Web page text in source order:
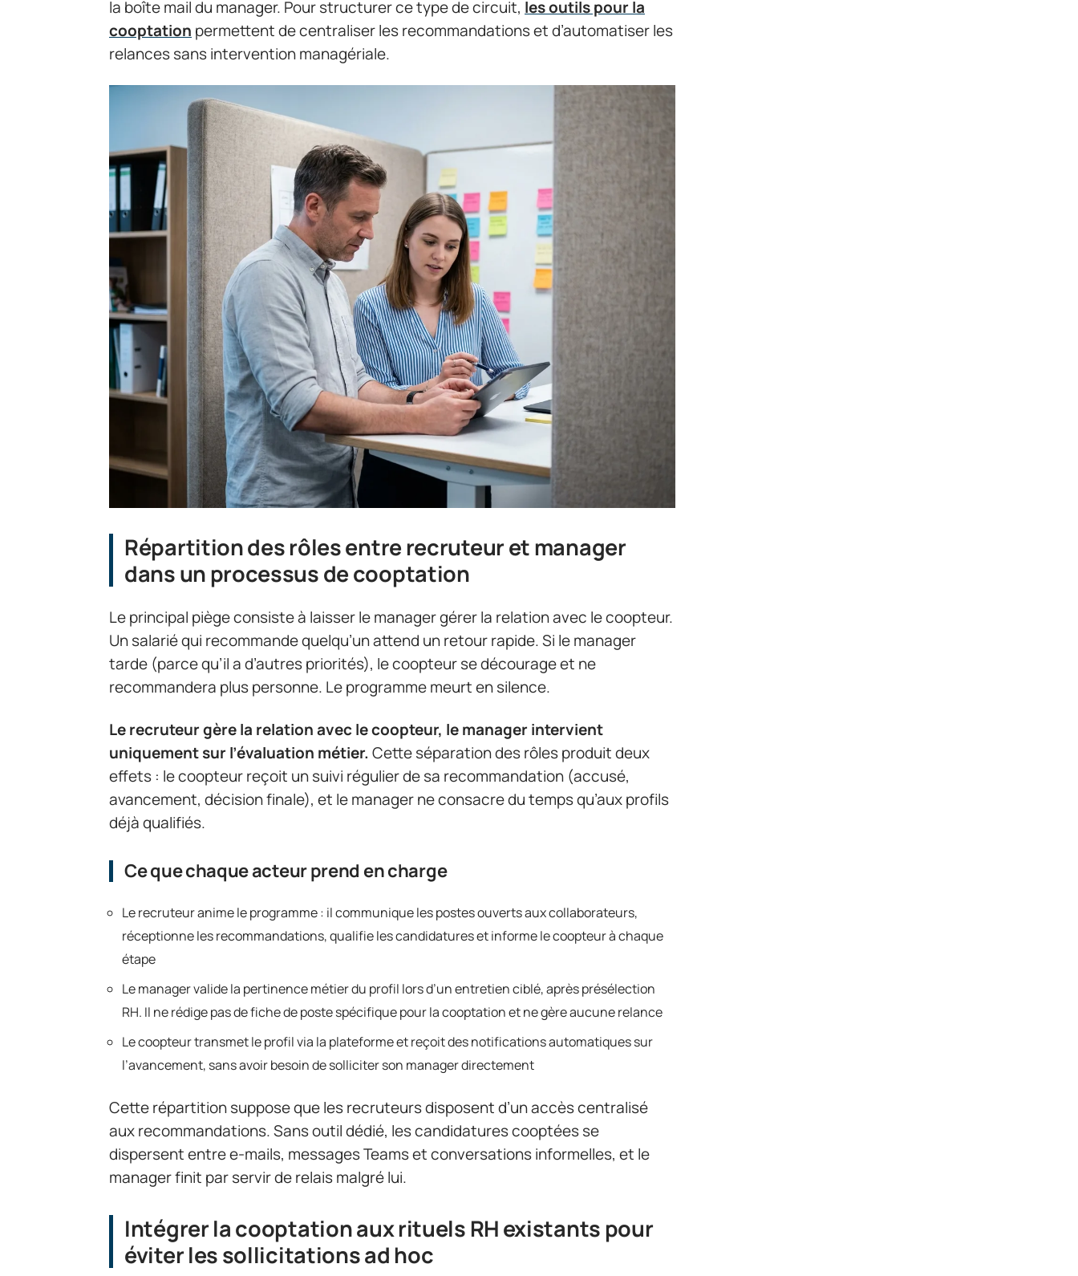
la boîte mail du manager. Pour structurer ce type de circuit, les outils pour la
cooptation permettent de centraliser les recommandations et d’automatiser les
relances sans intervention managériale.
Répartition des rôles entre recruteur et manager
dans un processus de cooptation
Le principal piège consiste à laisser le manager gérer la relation avec le coopteur.
Un salarié qui recommande quelqu’un attend un retour rapide. Si le manager
tarde (parce qu’il a d’autres priorités), le coopteur se décourage et ne
recommandera plus personne. Le programme meurt en silence.
Le recruteur gère la relation avec le coopteur, le manager intervient
uniquement sur l’évaluation métier. Cette séparation des rôles produit deux
effets : le coopteur reçoit un suivi régulier de sa recommandation (accusé,
avancement, décision finale), et le manager ne consacre du temps qu’aux profils
déjà qualifiés.
Ce que chaque acteur prend en charge
Le recruteur anime le programme : il communique les postes ouverts aux collaborateurs,
réceptionne les recommandations, qualifie les candidatures et informe le coopteur à chaque
étape
Le manager valide la pertinence métier du profil lors d’un entretien ciblé, après présélection
RH. Il ne rédige pas de fiche de poste spécifique pour la cooptation et ne gère aucune relance
Le coopteur transmet le profil via la plateforme et reçoit des notifications automatiques sur
l’avancement, sans avoir besoin de solliciter son manager directement
Cette répartition suppose que les recruteurs disposent d’un accès centralisé
aux recommandations. Sans outil dédié, les candidatures cooptées se
dispersent entre e-mails, messages Teams et conversations informelles, et le
manager finit par servir de relais malgré lui.
Intégrer la cooptation aux rituels RH existants pour
éviter les sollicitations ad hoc